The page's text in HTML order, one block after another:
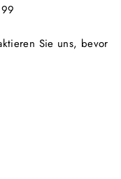
Sie uns, bevor